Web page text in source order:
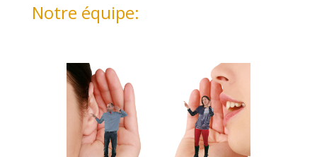
Notre équipe: